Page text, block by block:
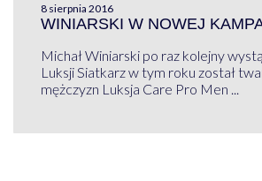
8 sierpnia 2016
WINIARSKI W NOWEJ
Michał Winiarski po raz kolejny
Luksji Siatkarz w tym roku został
mężczyzn Luksja Care Pro Men ...